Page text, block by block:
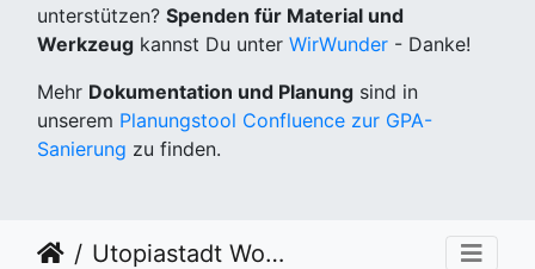
unterstützen? Spenden für Material und
Werkzeug kannst Du unter WirWunder - Danke!
Mehr Dokumentation und Planung sind in
unserem Planungstool Confluence zur GPA-
Sanierung zu finden.
Utopiastadt Workout KW51